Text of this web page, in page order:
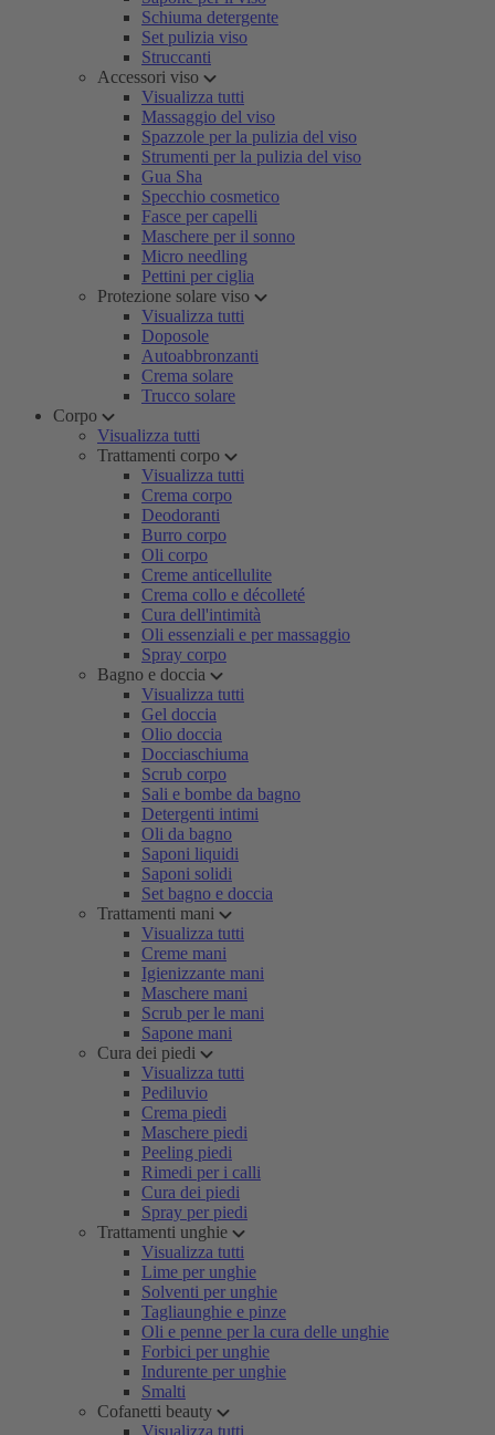
Schiuma detergente
Set pulizia viso
Struccanti
Accessori viso
Visualizza tutti
Massaggio del viso
Spazzole per la pulizia del viso
Strumenti per la pulizia del viso
Gua Sha
Specchio cosmetico
Fasce per capelli
Maschere per il sonno
Micro needling
Pettini per ciglia
Protezione solare viso
Visualizza tutti
Doposole
Autoabbronzanti
Crema solare
Trucco solare
Corpo
Visualizza tutti
Trattamenti corpo
Visualizza tutti
Crema corpo
Deodoranti
Burro corpo
Oli corpo
Creme anticellulite
Crema collo e décolleté
Cura dell'intimità
Oli essenziali e per massaggio
Spray corpo
Bagno e doccia
Visualizza tutti
Gel doccia
Olio doccia
Docciaschiuma
Scrub corpo
Sali e bombe da bagno
Detergenti intimi
Oli da bagno
Saponi liquidi
Saponi solidi
Set bagno e doccia
Trattamenti mani
Visualizza tutti
Creme mani
Igienizzante mani
Maschere mani
Scrub per le mani
Sapone mani
Cura dei piedi
Visualizza tutti
Pediluvio
Crema piedi
Maschere piedi
Peeling piedi
Rimedi per i calli
Cura dei piedi
Spray per piedi
Trattamenti unghie
Visualizza tutti
Lime per unghie
Solventi per unghie
Tagliaunghie e pinze
Oli e penne per la cura delle unghie
Forbici per unghie
Indurente per unghie
Smalti
Cofanetti beauty
Visualizza tutti